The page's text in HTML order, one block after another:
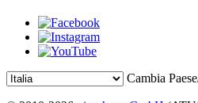
Cambia